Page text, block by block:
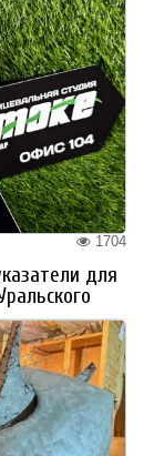
1704
для